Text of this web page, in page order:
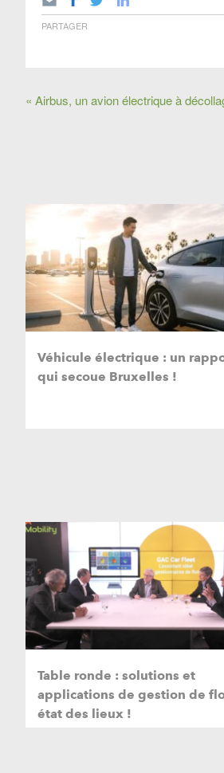
PARTAGER
« Airbus, un avion électrique à
Véhicule électrique : un
qui secoue Bruxelles !
Table ronde : solutions et
applications de gestion de
état des lieux !